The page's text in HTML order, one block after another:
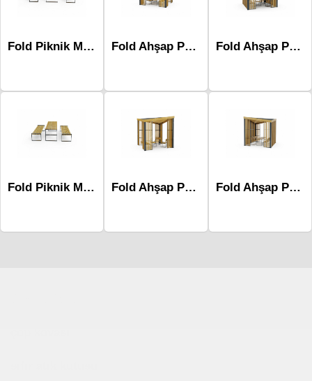
Fold Piknik Masası-Mpg-429a Fold Ahşap Pergola ve Piknik masası Mff-111b Fold Ahşap Pergola ve Banklar Mff-112c
Fold Piknik Masası-Mpg-429b Fold Ahşap Pergola ve Banklar Mff-111a Fold Ahşap Pergola ve Piknik masası Mff-112d